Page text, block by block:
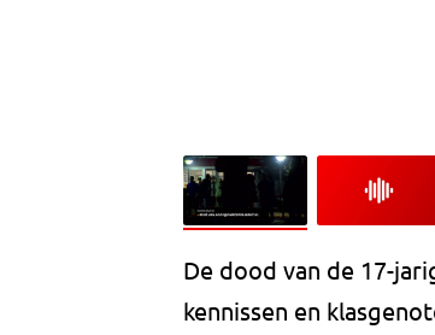
De dood van de 17-
kennissen en